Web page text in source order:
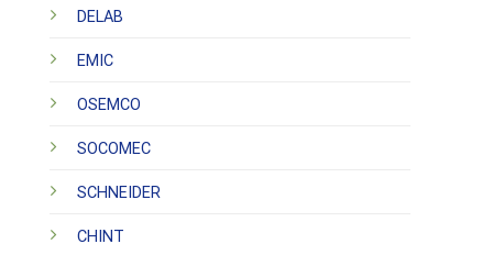
DELAB
EMIC
OSEMCO
SOCOMEC
SCHNEIDER
CHINT